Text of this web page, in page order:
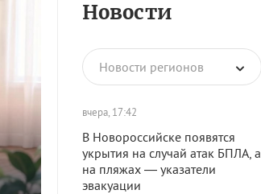
Новости
Новости регионов
вчера, 17:42
В Новороссийске появятся
укрытия на случай атак БПЛА, а
на пляжах — указатели
эвакуации